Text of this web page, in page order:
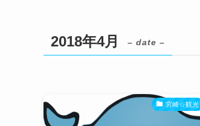
2018年4月 – date –
宮崎☆観光